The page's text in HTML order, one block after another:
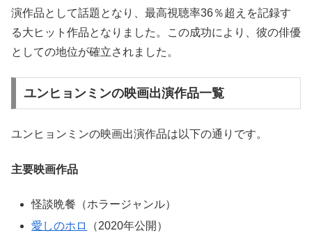
演作品として話題となり、最高視聴率36％超えを記録す
る大ヒット作品となりました。この成功により、彼の俳優
としての地位が確立されました。
ユンヒョンミンの映画出演作品一覧
ユンヒョンミンの映画出演作品は以下の通りです。
主要映画作品
怪談晩餐（ホラージャンル）
愛しのホロ
（2020年公開）